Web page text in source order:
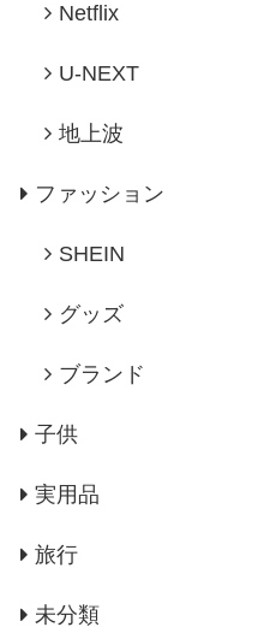
Netflix
U-NEXT
地上波
ファッション
SHEIN
グッズ
ブランド
子供
実用品
旅行
未分類